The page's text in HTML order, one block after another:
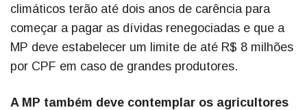
climáticos terão até dois anos de carência para
começar a pagar as dívidas renegociadas e que a
MP deve estabelecer um limite de até R$ 8 milhões
por CPF em caso de grandes produtores.
A MP também deve contemplar os agricultores